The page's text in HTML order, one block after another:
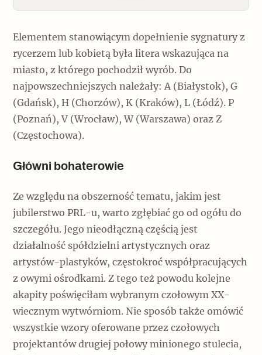
Elementem stanowiącym dopełnienie sygnatury z
rycerzem lub kobietą była litera wskazująca na
miasto, z którego pochodził wyrób. Do
najpowszechniejszych należały: A (Białystok), G
(Gdańsk), H (Chorzów), K (Kraków), L (Łódź). P
(Poznań), V (Wrocław), W (Warszawa) oraz Z
(Częstochowa).
Główni bohaterowie
Ze względu na obszerność tematu, jakim jest
jubilerstwo PRL-u, warto zgłębiać go od ogółu do
szczegółu. Jego nieodłączną częścią jest
działalność spółdzielni artystycznych oraz
artystów-plastyków, częstokroć współpracujących
z owymi ośrodkami. Z tego też powodu kolejne
akapity poświęciłam wybranym czołowym XX-
wiecznym wytwórniom. Nie sposób także omówić
wszystkie wzory oferowane przez czołowych
projektantów drugiej połowy minionego stulecia,